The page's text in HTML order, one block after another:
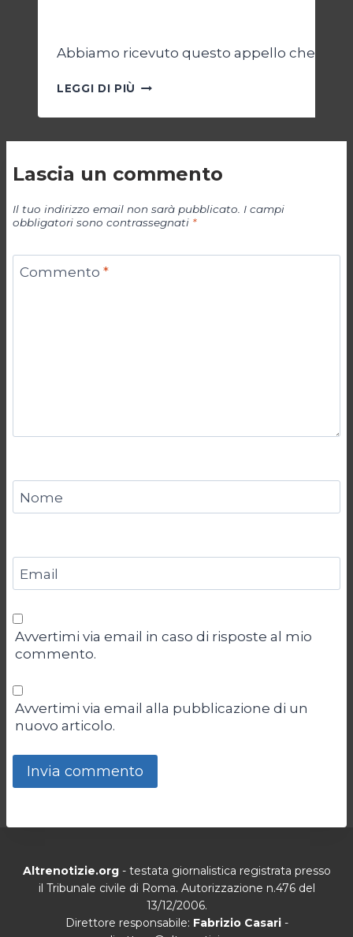
Abbiamo ricevuto questo appello che
LEGGI DI PIÙ GIORNALISTI,
APPELLO
Lascia un commento
Il tuo indirizzo email non sarà pubblicato. I campi
obbligatori sono contrassegnati *
Commento *
Nome
Email
Avvertimi via email in caso di risposte al mio
commento.
Avvertimi via email alla pubblicazione di un
nuovo articolo.
Altrenotizie.org- testata giornalistica registrata presso
il Tribunale civile di Roma. Autorizzazione n.476 del
13/12/2006.
Direttore responsabile: Fabrizio Casari-